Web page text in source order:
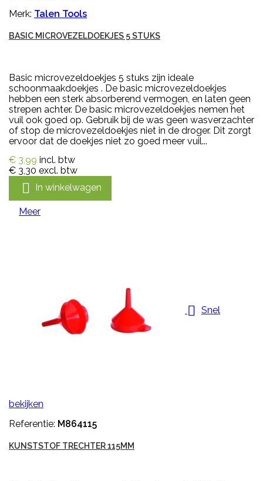
Merk: Talen Tools
BASIC MICROVEZELDOEKJES 5 STUKS
Basic microvezeldoekjes 5 stuks zijn ideale
schoonmaakdoekjes . De basic microvezeldoekjes
hebben een sterk absorberend vermogen, en laten geen
strepen achter. De basic microvezeldoekjes nemen het
vuil ook goed op. Gebruik bij de was geen wasverzachter
of stop de microvezeldoekjes niet in de droger. Dit zorgt
ervoor dat de doekjes niet zo goed meer vuil...
€ 3,99 incl. btw
€ 3,30 excl. btw
 In winkelwagen
Meer
 Snel
bekijken
Referentie: M864115
KUNSTSTOF TRECHTER 115MM